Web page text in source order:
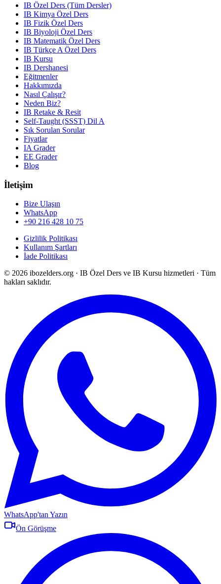
IB Özel Ders (Tüm Dersler)
IB Kimya Özel Ders
IB Fizik Özel Ders
IB Biyoloji Özel Ders
IB Matematik Özel Ders
IB Türkçe A Özel Ders
IB Kursu
IB Dershanesi
Eğitmenler
Hakkımızda
Nasıl Çalışır?
Neden Biz?
IB Retake & Resit
Self-Taught (SSST) Dil A
Sık Sorulan Sorular
Fiyatlar
IA Grader
EE Grader
Blog
İletişim
Bize Ulaşın
WhatsApp
+90 216 428 10 75
Gizlilik Politikası
Kullanım Şartları
İade Politikası
© 2026 ibozelders.org · IB Özel Ders ve IB Kursu hizmetleri · Tüm
hakları saklıdır.
WhatsApp'tan Yazın
Ön Görüşme